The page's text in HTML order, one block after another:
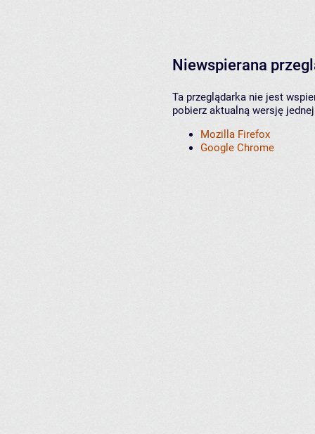
Niewspierana
Ta przeglądarka nie jest
pobierz aktualną wersję
Mozilla Firefox
Google Chrome